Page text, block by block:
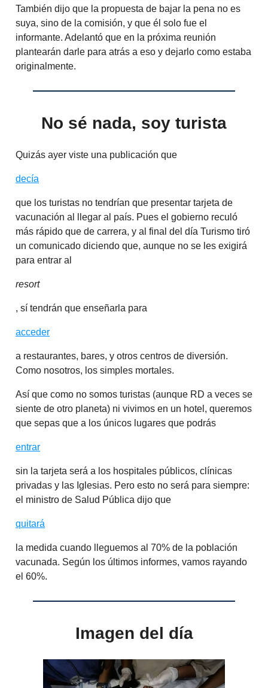
También dijo que la propuesta de bajar la pena no es
suya, sino de la comisión, y que él solo fue el
informante. Adelantó que en la próxima reunión
plantearán darle para atrás a eso y dejarlo como estaba
originalmente.
No sé nada, soy turista
Quizás ayer viste una publicación que
decía
que los turistas no tendrían que presentar tarjeta de
vacunación al llegar al país. Pues el gobierno reculó
más rápido que de carrera, y al final del día Turismo tiró
un comunicado diciendo que, aunque no se les exigirá
para entrar al
resort
, sí tendrán que enseñarla para
acceder
a restaurantes, bares, y otros centros de diversión.
Como nosotros, los simples mortales.
Así que como no somos turistas (aunque RD a veces se
siente de otro planeta) ni vivimos en un hotel, queremos
que sepas que a los únicos lugares que podrás
entrar
sin la tarjeta será a los hospitales públicos, clínicas
privadas y las Iglesias. Pero esto no será para siempre:
el ministro de Salud Pública dijo que
quitará
la medida cuando lleguemos al 70% de la población
vacunada. Según los últimos informes, vamos rayando
el 60%.
Imagen del día